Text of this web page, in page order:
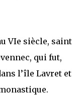
VIe siècle, saint
qui fut,
l’île Lavret et